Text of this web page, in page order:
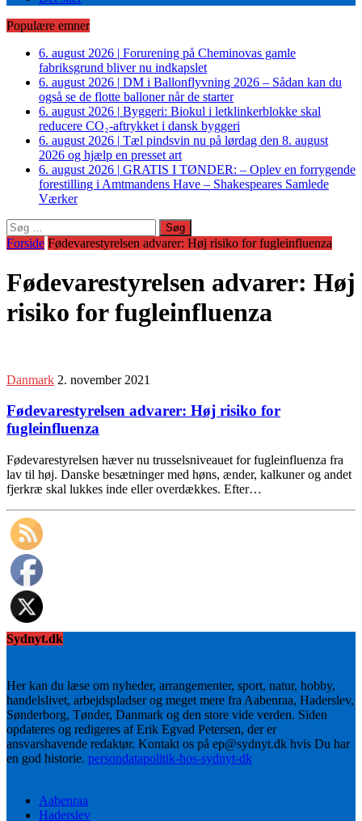
Populære emner
6. august 2026 | Forurening på Cheminovas gamle
fabriksgrund bliver nu indkapslet
6. august 2026 | DM i Ballonflyvning 2026 – Sådan kan du
også se de flotte balloner når de starter
6. august 2026 | Byggeri: Biokul i letklinkerblokke skal
reducere CO₂-aftrykket i dansk byggeri
6. august 2026 | Tæl pindsvin nu på lørdag den 8. august
2026 og hjælp en presset art
6. august 2026 | GRATIS I TØNDER: – Oplev en forrygende
forestilling i Amtmandens Have – Shakespeares Samlede
Værker
Søg
efter:
Forside Fødevarestyrelsen advarer: Høj risiko for fugleinfluenza
Fødevarestyrelsen advarer: Høj
risiko for fugleinfluenza
Danmark 2. november 2021
Fødevarestyrelsen advarer: Høj risiko for
fugleinfluenza
Fødevarestyrelsen hæver nu trusselsniveauet for fugleinfluenza fra
lav til høj. Danske besætninger med høns, ænder, kalkuner og andet
fjerkræ skal lukkes inde eller overdækkes. Efter…
Sydnyt.dk
Her kan du læse om nyheder, arrangementer, sport, natur, hobby,
handelslivet, arbejdspladser og meget mere fra Aabenraa, Haderslev,
Sønderborg, Tønder, Danmark og den store vide verden. Siden
opdateres og redigeres af Erik Egvad Petersen, der er
ansvarshavende redaktør. Kontakt os på ep@sydnyt.dk hvis Du har
en god historie. persondatapolitik-hos-sydnyt-dk
Aabenraa
Haderslev